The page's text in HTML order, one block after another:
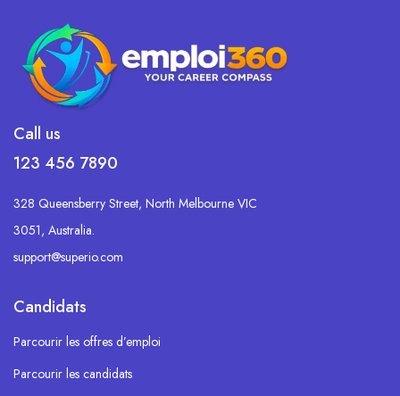
Call us
123 456 7890
328 Queensberry Street, North Melbourne VIC
3051, Australia.
support@superio.com
Candidats
Parcourir les offres d’emploi
Parcourir les candidats